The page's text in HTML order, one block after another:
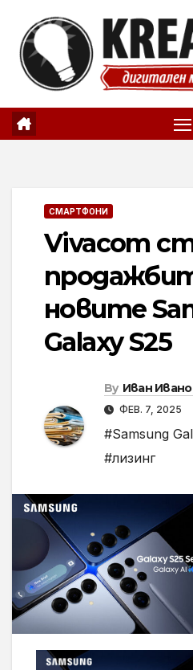
content
СМАРТФОНИ
Vivacom
новите
Galaxy S25
By Иван
ФЕВ. 7, 2025
#Samsung
#лизинг